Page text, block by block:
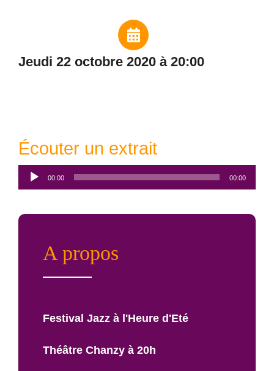
jeudi 22 octobre 2020 à 20:00
Écouter un extrait
Lecteur
audio
00:00 00:00
A propos
Festival Jazz à l'Heure d'Eté
Théâtre Chanzy à 20h